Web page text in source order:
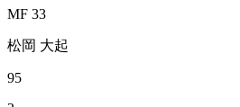
MF 33
松岡 大起
95